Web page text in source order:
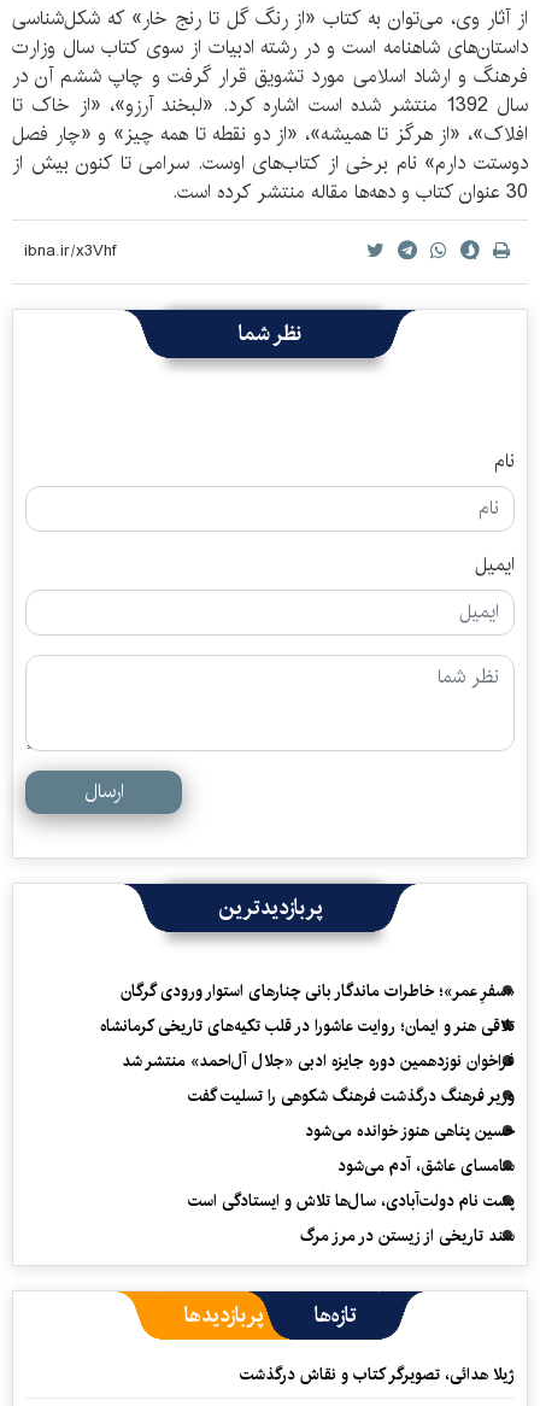
از آثار وی، می‌توان به کتاب «از رنگ گل تا رنج خار» که شکل‌شناسی
داستان‌های شاهنامه است و در رشته ادبیات از سوی کتاب سال وزارت
فرهنگ و ارشاد اسلامی مورد تشویق قرار گرفت و چاپ ششم آن در
سال 1392 منتشر شده‌ است اشاره کرد. «لبخند آرزو»، «از خاک تا
افلاک»، «از هرگز تا همیشه»، «از دو نقطه تا همه چیز» و «چار فصل
دوستت دارم» نام برخی از کتاب‌های اوست. سرامی تا کنون بیش از
30 عنوان کتاب و دهه‌ها مقاله منتشر کرده است.
نظر شما
نام
ایمیل
ارسال
پربازدیدترین
«سفرِ عمر»؛ خاطرات ماندگار بانی چنارهای استوار ورودی گرگان
تلاقی هنر و ایمان؛ روایت عاشورا در قلب تکیه‌های تاریخی کرمانشاه
فراخوان نوزدهمین دوره جایزه ادبی «جلال آل‌احمد» منتشر شد
وزیر فرهنگ درگذشت فرهنگ شکوهی را تسلیت گفت
حسین پناهی هنوز خوانده می‌شود
سامسای عاشق، آدم می‌شود
پشت نام دولت‌آبادی، سال‌ها تلاش و ایستادگی است
سند تاریخی از زیستن در مرز مرگ
تازه‌ها پربازدیدها
ژیلا هدائی، تصویرگر کتاب و نقاش درگذشت